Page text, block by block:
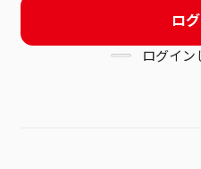
ロ
ログイン